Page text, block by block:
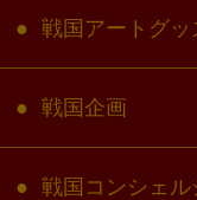
戦国アートグッ
戦国企画
戦国コンシェル